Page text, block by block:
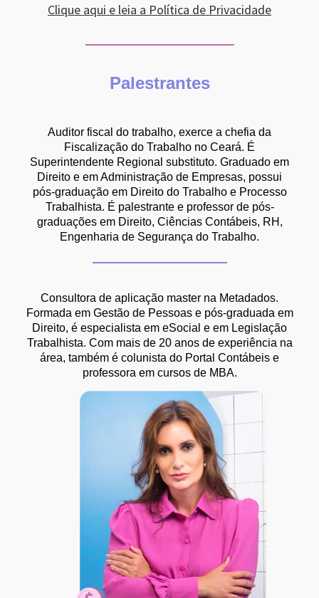
Clique aqui e leia a Política de Privacidade
Palestrantes
Auditor fiscal do trabalho, exerce a chefia da
Fiscalização do Trabalho no Ceará. É
Superintendente Regional substituto. Graduado em
Direito e em Administração de Empresas, possui
pós-graduação em Direito do Trabalho e Processo
Trabalhista. É palestrante e professor de pós-
graduações em Direito, Ciências Contábeis, RH,
Engenharia de Segurança do Trabalho.
Consultora de aplicação master na Metadados.
Formada em Gestão de Pessoas e pós-graduada em
Direito, é especialista em eSocial e em Legislação
Trabalhista. Com mais de 20 anos de experiência na
área, também é colunista do Portal Contábeis e
professora em cursos de MBA.